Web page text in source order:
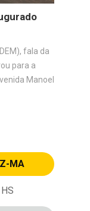
fala da
para a
Manoel
MA